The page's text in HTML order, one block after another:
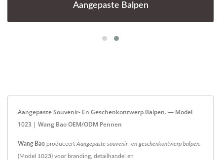
Aangepaste Balpen
Aangepaste Souvenir- En Geschenkontwerp Balpen. — Model
1023 | Wang Bao OEM/ODM Pennen
Wang Bao produceert Aangepaste souvenir- en geschenkontwerp balpen.
(Model 1023) voor branding, detailhandel en